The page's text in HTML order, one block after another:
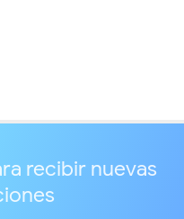
recibir nuevas